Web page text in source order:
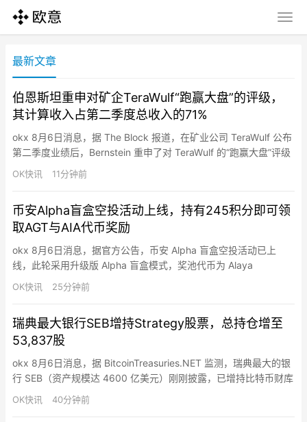
最新文章
伯恩斯坦重申对矿企TeraWulf“跑赢大盘”的评级，
其计算收入占第二季度总收入的71%
okx 8月6日消息，据 The Block 报道，在矿业公司 TeraWulf 公布
第二季度业绩后，Bernstein 重申了对 TeraWulf 的“跑赢大盘”评级
和 36 美元的目标价。该季度业绩显示，其高性能计算收入达到
3200 万美元，占总收入的 71%。这或许是迄今为止最清晰的证
效。
OK快讯 11分钟前
币安Alpha盲盒空投活动上线，持有245积分即可领
取AGT与AIA代币奖励
okx 8月6日消息，据官方公告，币安 Alpha 盲盒空投活动已上
线，此轮采用升级版 Alpha 盲盒模式，奖池代币为 Alaya
Governance Token（AGT）与 DeAgentAI（AIA）。持有至少
245 个币安 Alpha 积分的用户可在 Alpha 活动页面领取一次代币
至…
OK快讯 25分钟前
瑞典最大银行SEB增持Strategy股票，总持仓增至
53,837股
okx 8月6日消息，据 BitcoinTreasuries.NET 监测，瑞典最大的银
行 SEB（资产规模达 4600 亿美元）刚刚披露，已增持比特币财库
公司 Strategy（股票代码：MSTR）1% 的股份，使其持股总数达
到 53,837 股（价值 528 万美元）。
OK快讯 40分钟前